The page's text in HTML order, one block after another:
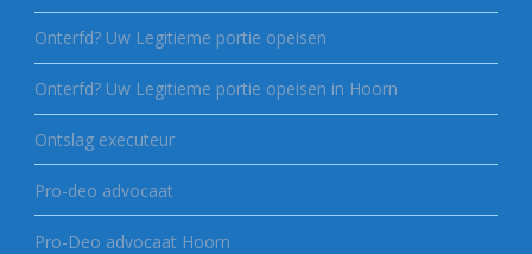
Onterfd? Uw Legitieme portie opeisen
Onterfd? Uw Legitieme portie opeisen in Hoorn
Ontslag executeur
Pro-deo advocaat
Pro-Deo advocaat Hoorn